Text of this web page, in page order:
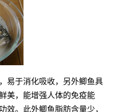
易于消化吸收，另外鲫鱼具
美，能增强人体的免疫能
效。此外鲫鱼脂肪含量少，